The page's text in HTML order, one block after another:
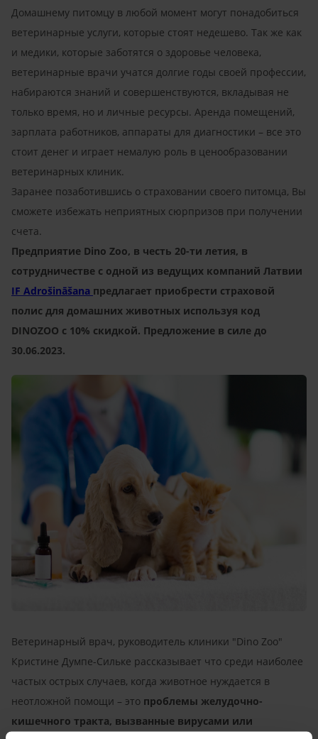
Домашнему питомцу в любой момент могут понадобиться
ветеринарные услуги, которые стоят недешево. Так же как
и медики, которые заботятся о здоровье человека,
ветеринарные врачи учатся долгие годы своей профессии,
набираются знаний и совершенствуются, вкладывая не
только время, но и личные ресурсы. Аренда помещений,
зарплата работников, аппараты для диагностики – все это
стоит денег и играет немалую роль в ценообразовании
ветеринарных клиник.
Заранее позаботившись о страховании своего питомца, Вы
сможете избежать неприятных сюрпризов при получении
счета.
Предприятие Dino Zoo, в честь 20-ти летия, в
сотрудничестве с одной из ведущих компаний Латвии
IF Adrošināšana предлагает приобрести страховой
полис для домашних животных используя код
DINOZOO с 10% скидкой. Предложение в силе до
30.06.2023.
Ветеринарный врач, руководитель клиники "Dino Zoo"
Кристине Думпе-Сильке рассказывает что среди наиболее
частых острых случаев, когда животное нуждается в
неотложной помощи – это проблемы желудочно-
кишечного тракта, вызванные вирусами или